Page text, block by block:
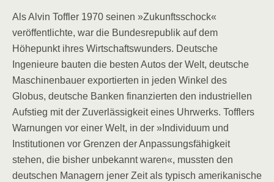
Als Alvin Toffler 1970 seinen »Zukunftsschock«
veröffentlichte, war die Bundesrepublik auf dem
Höhepunkt ihres Wirtschaftswunders. Deutsche
Ingenieure bauten die besten Autos der Welt, deutsche
Maschinenbauer exportierten in jeden Winkel des
Globus, deutsche Banken finanzierten den industriellen
Aufstieg mit der Zuverlässigkeit eines Uhrwerks. Tofflers
Warnungen vor einer Welt, in der »Individuum und
Institutionen vor Grenzen der Anpassungsfähigkeit
stehen, die bisher unbekannt waren«, mussten den
deutschen Managern jener Zeit als typisch amerikanische